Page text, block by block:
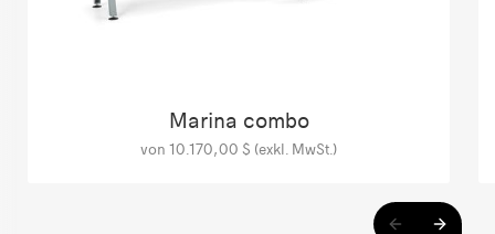
Marina combo
von 10.170,00 $ (exkl. MwSt.)